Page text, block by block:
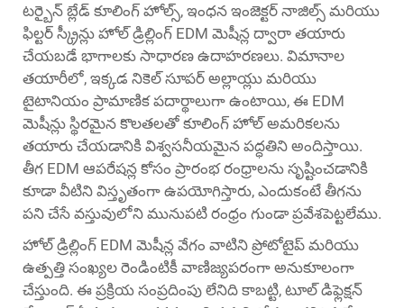
టర్బైన్ బ్లేడ్ కూలింగ్ హోల్స్, ఇంధన ఇంజెక్టర్ నాజిల్స్ మరియు
ఫిల్టర్ స్క్రీన్లు హోల్ డ్రిల్లింగ్ EDM మెషీన్ల ద్వారా తయారు
చేయబడే భాగాలకు సాధారణ ఉదాహరణలు. విమానాల
తయారీలో, ఇక్కడ నికెల్ సూపర్ అల్లాయ్లు మరియు
టైటానియం ప్రామాణిక పదార్థాలుగా ఉంటాయి, ఈ EDM
మెషీన్లు స్థిరమైన కొలతలతో కూలింగ్ హోల్ అమరికలను
తయారు చేయడానికి విశ్వసనీయమైన పద్ధతిని అందిస్తాయి.
తీగ EDM ఆపరేషన్ల కోసం ప్రారంభ రంధ్రాలను సృష్టించడానికి
కూడా వీటిని విస్తృతంగా ఉపయోగిస్తారు, ఎందుకంటే తీగను
పని చేసే వస్తువులోని మునుపటి రంధ్రం గుండా ప్రవేశపెట్టలేము.
హోల్ డ్రిల్లింగ్ EDM మెషీన్ల వేగం వాటిని ప్రోటోటైప్ మరియు
ఉత్పత్తి సంఖ్యల రెండింటికీ వాణిజ్యపరంగా అనుకూలంగా
చేస్తుంది. ఈ ప్రక్రియ సంప్రదింపు లేనిది కాబట్టి, టూల్ డిఫ్లెక్షన్